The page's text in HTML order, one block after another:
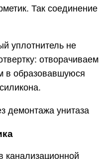
Так соединение
уплотнитель не
отворачиваем
в образовавшуюся
демонтажа унитаза
канализационной